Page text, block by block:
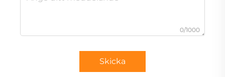
0/1000
Skicka